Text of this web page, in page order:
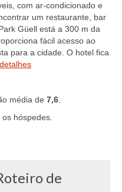
com ar-condicionado e
um restaurante, bar
Güell está a 300 m da
fácil acesso ao
para a cidade. O hotel fica
média de 7,6.
os hóspedes.
de